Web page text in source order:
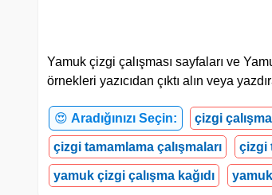
Yamuk çizgi çalışması sayfaları ve
örnekleri yazıcıdan çıktı alın veya
😍 Aradığınızı Seçin: çizgi çalışma
çizgi tamamlama çalışmaları çizgi
yamuk çizgi çalışma kağıdı